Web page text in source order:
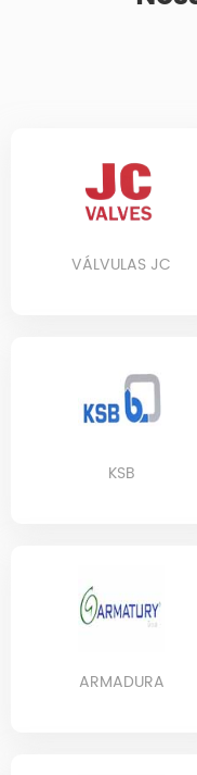
VÁLVULAS JC
KSB
ARMADURA